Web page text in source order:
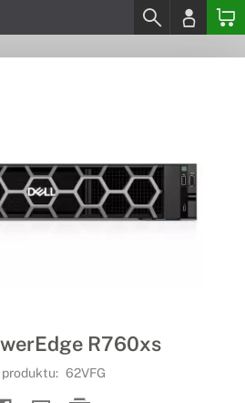
R760xs
produktu: 62VFG